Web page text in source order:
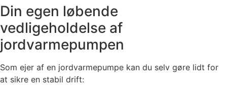
Din egen løbende
vedligeholdelse af
jordvarmepumpen
Som ejer af en jordvarmepumpe kan du selv gøre lidt for
at sikre en stabil drift: